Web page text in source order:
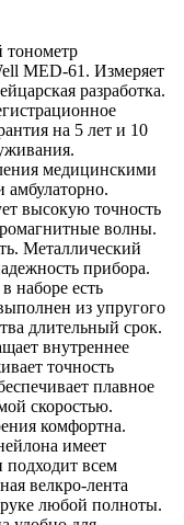
MED-61. Измеряет
разработка.
на 5 лет и 10
медицинскими
амбулаторно.
высокую точность
волны.
Металлический
прибора.
наборе есть
из упругого
длительный срок.
внутреннее
точность
плавное
скоростью.
комфортна.
имеет
подходит всем
велкро-лента
любой полноты.